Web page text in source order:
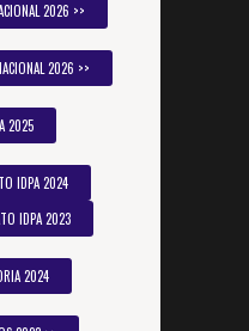
2026 >>
2026 >>
2025
IDPA 2024
IDPA 2023
2024